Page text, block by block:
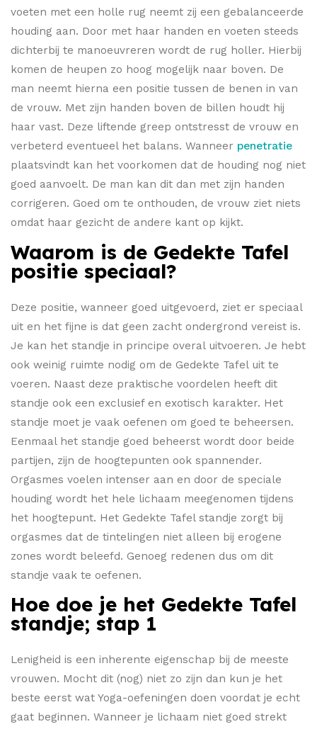
voeten met een holle rug neemt zij een gebalanceerde
houding aan. Door met haar handen en voeten steeds
dichterbij te manoeuvreren wordt de rug holler. Hierbij
komen de heupen zo hoog mogelijk naar boven. De
man neemt hierna een positie tussen de benen in van
de vrouw. Met zijn handen boven de billen houdt hij
haar vast. Deze liftende greep ontstresst de vrouw en
verbeterd eventueel het balans. Wanneer penetratie
plaatsvindt kan het voorkomen dat de houding nog niet
goed aanvoelt. De man kan dit dan met zijn handen
corrigeren. Goed om te onthouden, de vrouw ziet niets
omdat haar gezicht de andere kant op kijkt.
Waarom is de Gedekte Tafel
positie speciaal?
Deze positie, wanneer goed uitgevoerd, ziet er speciaal
uit en het fijne is dat geen zacht ondergrond vereist is.
Je kan het standje in principe overal uitvoeren. Je hebt
ook weinig ruimte nodig om de Gedekte Tafel uit te
voeren. Naast deze praktische voordelen heeft dit
standje ook een exclusief en exotisch karakter. Het
standje moet je vaak oefenen om goed te beheersen.
Eenmaal het standje goed beheerst wordt door beide
partijen, zijn de hoogtepunten ook spannender.
Orgasmes voelen intenser aan en door de speciale
houding wordt het hele lichaam meegenomen tijdens
het hoogtepunt. Het Gedekte Tafel standje zorgt bij
orgasmes dat de tintelingen niet alleen bij erogene
zones wordt beleefd. Genoeg redenen dus om dit
standje vaak te oefenen.
Hoe doe je het Gedekte Tafel
standje; stap 1
Lenigheid is een inherente eigenschap bij de meeste
vrouwen. Mocht dit (nog) niet zo zijn dan kun je het
beste eerst wat Yoga-oefeningen doen voordat je echt
gaat beginnen. Wanneer je lichaam niet goed strekt